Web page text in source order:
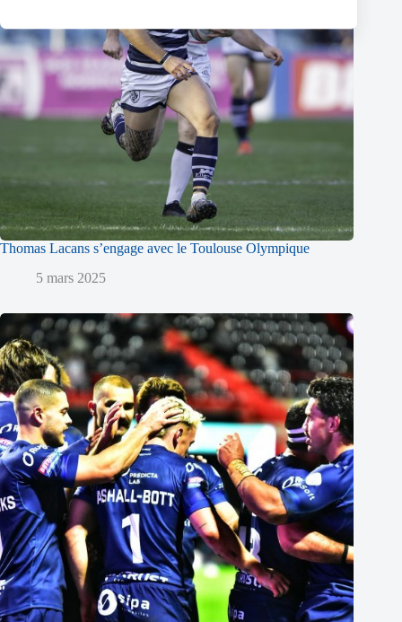
Thomas Lacans s’engage avec le Toulouse Olympique
5 mars 2025